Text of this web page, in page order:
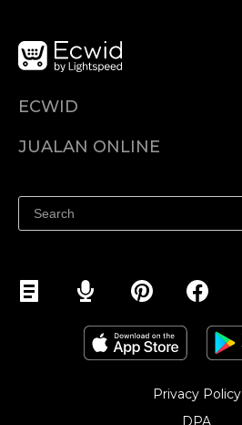
ECWID
Pusat Bantuan
JUALAN ONLINE
Jualan di Facebook
Privacy Policy